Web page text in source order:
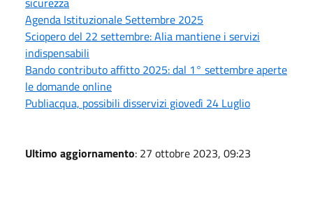
Agenda Istituzionale Settembre 2025
Sciopero del 22 settembre: Alia mantiene i servizi
indispensabili
Bando contributo affitto 2025: dal 1° settembre aperte
le domande online
Publiacqua, possibili disservizi giovedì 24 Luglio
Ultimo aggiornamento: 27 ottobre 2023, 09:23